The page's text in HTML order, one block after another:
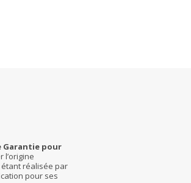
Garantie pour
l’origine
réalisée par
pour ses